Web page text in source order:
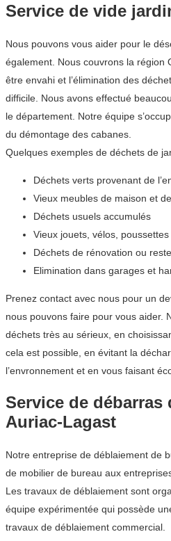
Service de vide
Nous pouvons vous aider pour le
également. Nous couvrons la région
être envahi et l’élimination des
difficile. Nous avons effectué
le département. Notre équipe
du démontage des cabanes.
Quelques exemples de déchets de
Déchets verts provenant de
Vieux meubles de maison et
Déchets usuels accumulés
Vieux jouets, vélos, poussettes
Déchets de rénovation ou
Elimination dans garages et
Prenez contact avec nous pour un
nous pouvons faire pour vous aider.
déchets très au sérieux, en
cela est possible, en évitant la
l’envronnement et en vous faisant
Service de débarras
Auriac-Lagast
Notre entreprise de déblaiement de
de mobilier de bureau aux
Les travaux de déblaiement sont
équipe expérimentée qui possède
travaux de déblaiement commercial.